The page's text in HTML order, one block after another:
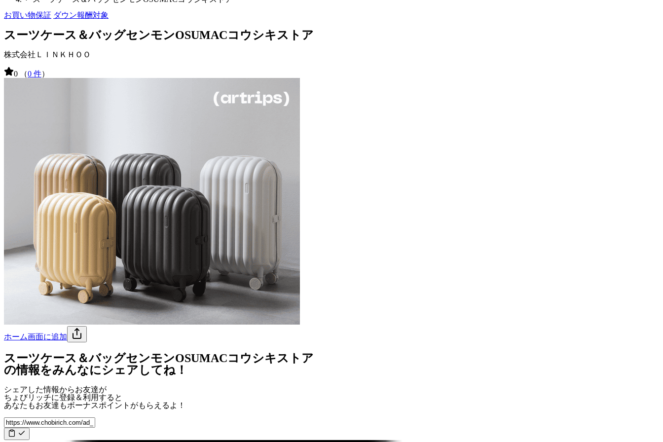
お買い物保証 ダウン報酬対象
スーツケース＆バッグセンモンOSUMACコウシキストア
株式会社ＬＩＮＫＨＯＯ
0 （0 件）
ホーム画面に追加
スーツケース＆バッグセンモンOSUMACコウシキストア
の情報をみんなにシェアしてね！
シェアした情報からお友達が
ちょびリッチに登録＆利用すると
あなたもお友達もボーナスポイント がもらえるよ！